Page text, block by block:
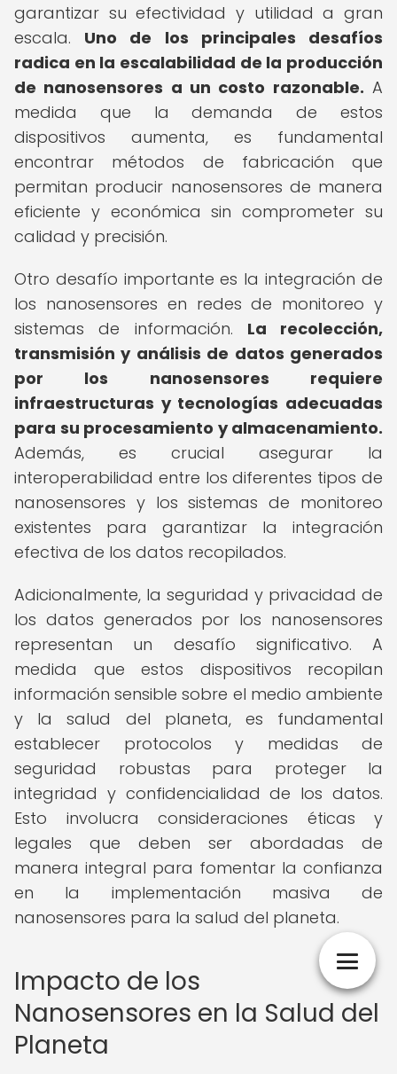
garantizar su efectividad y utilidad a gran
escala. Uno de los principales desafíos
radica en la escalabilidad de la producción
de nanosensores a un costo razonable. A
medida que la demanda de estos
dispositivos aumenta, es fundamental
encontrar métodos de fabricación que
permitan producir nanosensores de manera
eficiente y económica sin comprometer su
calidad y precisión.
Otro desafío importante es la integración de
los nanosensores en redes de monitoreo y
sistemas de información. La recolección,
transmisión y análisis de datos generados
por los nanosensores requiere
infraestructuras y tecnologías adecuadas
para su procesamiento y almacenamiento.
Además, es crucial asegurar la
interoperabilidad entre los diferentes tipos de
nanosensores y los sistemas de monitoreo
existentes para garantizar la integración
efectiva de los datos recopilados.
Adicionalmente, la seguridad y privacidad de
los datos generados por los nanosensores
representan un desafío significativo. A
medida que estos dispositivos recopilan
información sensible sobre el medio ambiente
y la salud del planeta, es fundamental
establecer protocolos y medidas de
seguridad robustas para proteger la
integridad y confidencialidad de los datos.
Esto involucra consideraciones éticas y
legales que deben ser abordadas de
manera integral para fomentar la confianza
en la implementación masiva de
nanosensores para la salud del planeta.
Impacto de los
Nanosensores en la Salud del
Planeta